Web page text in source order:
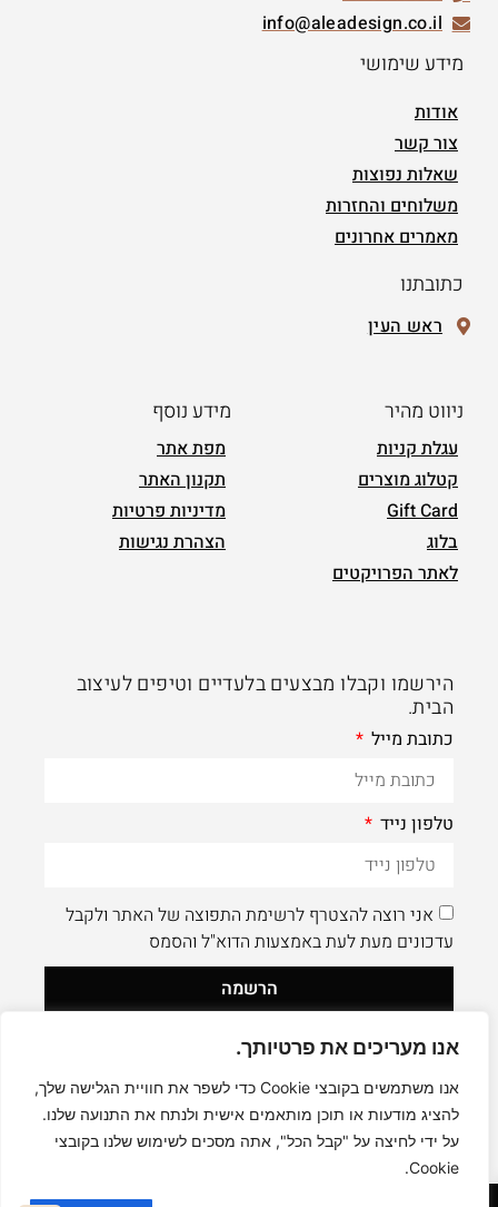
אנו מעריכים את פרטיותך.
אנו משתמשים בקובצי Cookie כדי לשפר את חוויית הגלישה שלך,
להציג מודעות או תוכן מותאמים אישית ולנתח את התנועה שלנו.
על ידי לחיצה על "קבל הכל", אתה מסכים לשימוש שלנו בקובצי
Cookie.
info@aleadesign.co.il
מידע שימושי
אודות
צור קשר
שאלות נפוצות
משלוחים והחזרות
מאמרים אחרונים
כתובתנו
ראש העין
ניווט מהיר
עגלת קניות
קטלוג מוצרים
Gift Card
בלוג
לאתר הפרויקטים
מידע נוסף
מפת אתר
תקנון האתר
מדיניות פרטיות
הצהרת נגישות
הירשמו וקבלו מבצעים בלעדיים וטיפים לעיצוב
הבית.
כתובת מייל
טלפון נייד
אני רוצה להצטרף לרשימת התפוצה של האתר ולקבל
עדכונים מעת לעת באמצעות הדוא"ל והסמס
הרשמה
לעוד תוכן איכותי - תעקבו AleaDesign@
0